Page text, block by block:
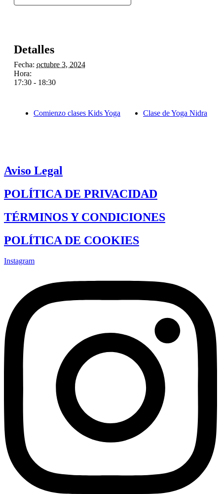
Detalles
Fecha: octubre 3, 2024
Hora:
17:30 - 18:30
Comienzo clases Kids Yoga Clase de Yoga Nidra
Aviso Legal
POLÍTICA DE PRIVACIDAD
TÉRMINOS Y CONDICIONES
POLÍTICA DE COOKIES
Instagram